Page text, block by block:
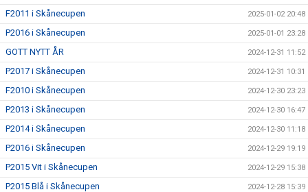
F2011 i Skånecupen 2025-01-02 20:48
P2016 i Skånecupen 2025-01-01 23:28
GOTT NYTT ÅR 2024-12-31 11:52
P2017 i Skånecupen 2024-12-31 10:31
F2010 i Skånecupen 2024-12-30 23:23
P2013 i Skånecupen 2024-12-30 16:47
P2014 i Skånecupen 2024-12-30 11:18
P2016 i Skånecupen 2024-12-29 19:19
P2015 Vit i Skånecupen 2024-12-29 15:38
P2015 Blå i Skånecupen 2024-12-28 15:39